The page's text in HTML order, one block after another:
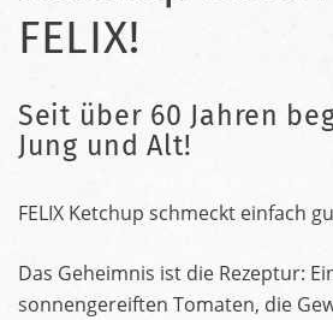
FELIX!
Seit über 60 Jahren
Jung und Alt!
FELIX Ketchup schmeckt einfach
Das Geheimnis ist die Rezeptur:
sonnengereiften Tomaten, die